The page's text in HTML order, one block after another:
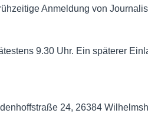
Anmeldung von
9.30 Uhr. Ein späterer
24, 26384